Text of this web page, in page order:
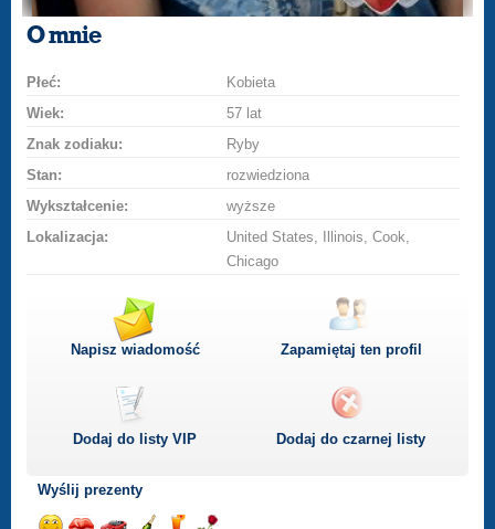
O mnie
Płeć:
Kobieta
Wiek:
57 lat
Znak zodiaku:
Ryby
Stan:
rozwiedziona
Wykształcenie:
wyższe
Lokalizacja:
United States, Illinois, Cook,
Chicago
Napisz wiadomość Zapamiętaj ten profil
Dodaj do listyVIP Dodaj do czarnej listy
Wyślij prezenty